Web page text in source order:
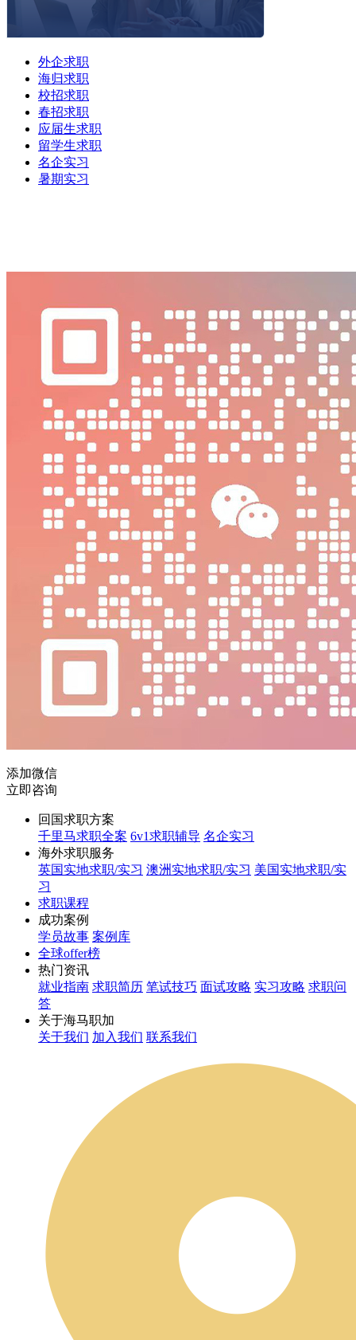
外企求职
海归求职
校招求职
春招求职
应届生求职
留学生求职
名企实习
暑期实习
添加微信
立即咨询
回国求职方案
千里马求职全案 6v1求职辅导 名企实习
海外求职服务
英国实地求职/实习 澳洲实地求职/实习 美国实地求职/实
习
求职课程
成功案例
学员故事 案例库
全球offer榜
热门资讯
就业指南 求职简历 笔试技巧 面试攻略 实习攻略 求职问
答
关于海马职加
关于我们 加入我们 联系我们